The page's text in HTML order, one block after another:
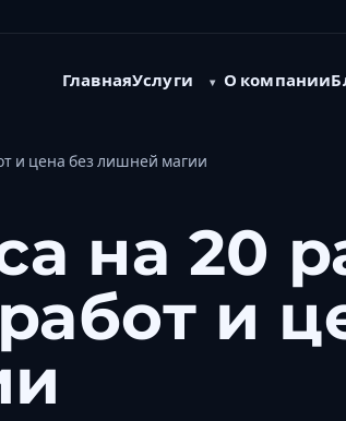
ГлавнаяУслуги О компании
и цена без лишней магии
на 20
и